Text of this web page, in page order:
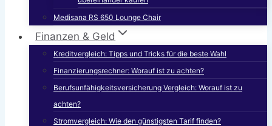
Medisana RS 650 Lounge Chair
Finanzen & Geld
Kreditvergleich: Tipps und Tricks für die beste Wahl
Finanzierungsrechner: Worauf ist zu achten?
Berufsunfähigkeitsversicherung Vergleich: Worauf ist zu
achten?
Stromvergleich: Wie den günstigsten Tarif finden?